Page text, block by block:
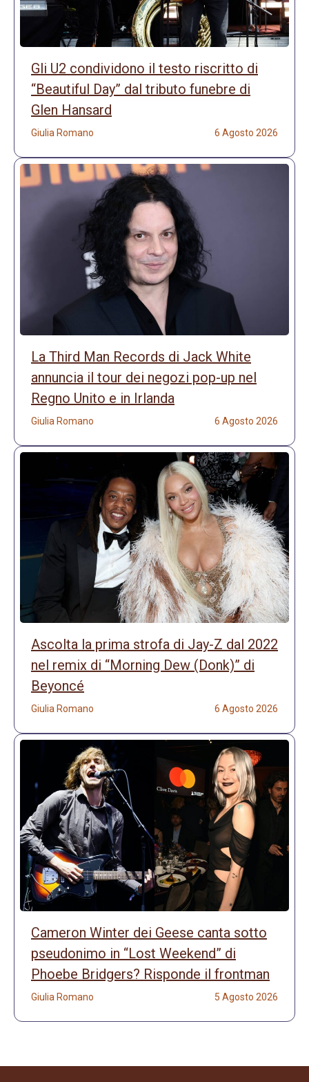
Gli U2 condividono il testo riscritto di
“Beautiful Day” dal tributo funebre di
Glen Hansard
Giulia Romano 6 Agosto 2026
La Third Man Records di Jack White
annuncia il tour dei negozi pop-up nel
Regno Unito e in Irlanda
Giulia Romano 6 Agosto 2026
Ascolta la prima strofa di Jay-Z dal 2022
nel remix di “Morning Dew (Donk)” di
Beyoncé
Giulia Romano 6 Agosto 2026
Cameron Winter dei Geese canta sotto
pseudonimo in “Lost Weekend” di
Phoebe Bridgers? Risponde il frontman
Giulia Romano 5 Agosto 2026